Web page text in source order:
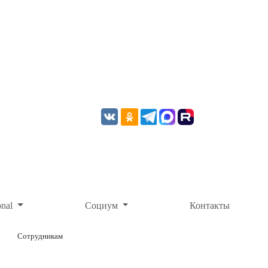
Социум Контакты
Сотрудникам